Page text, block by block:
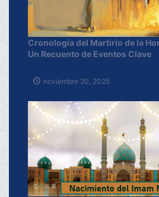
Cronología del Martirio de la
Un Recuento de Eventos Clave
noviembre 20, 2025